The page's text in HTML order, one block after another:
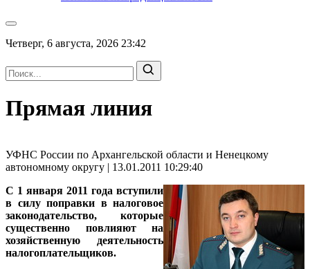
Четверг, 6 августа, 2026 23:42
Прямая линия
УФНС России по Архангельской области и Ненецкому
автономному округу | 13.01.2011 10:29:40
С 1 января 2011 года вступили
в силу поправки в налоговое
законодательство, которые
существенно повлияют на
хозяйственную деятельность
налогоплательщиков.